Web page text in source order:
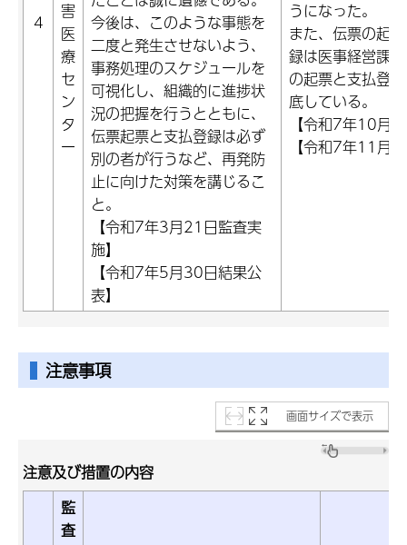
4
害
医
療
セ
ン
タ
ー
今後は、このような事態を
二度と発生させないよう、
事務処理のスケジュールを
可視化し、組織的に進捗状
況の把握を行うとともに、
伝票起票と支払登録は必ず
別の者が行うなど、再発防
止に向けた対策を講じるこ
と。
【令和7年3月21日監査実
施】
【令和7年5月30日結果公
表】
うになった。
また、伝票の起
録は医事経営課
の起票と支払登
底している。
【令和7年10月
【令和7年11月
注意事項
画面サイズで表示
監
査
注意及び措置の内容